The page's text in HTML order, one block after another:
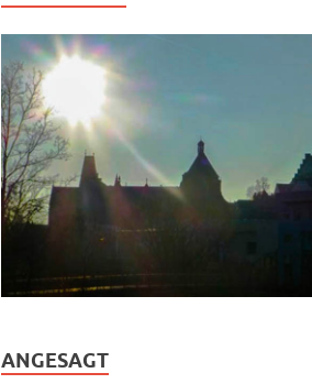
ANGESAGT